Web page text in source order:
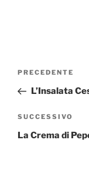
Navigazione
Articolo
precedente:
PRECEDENTE
L’Insalata
Articolo
successivo
SUCCESSIVO
La Crema di